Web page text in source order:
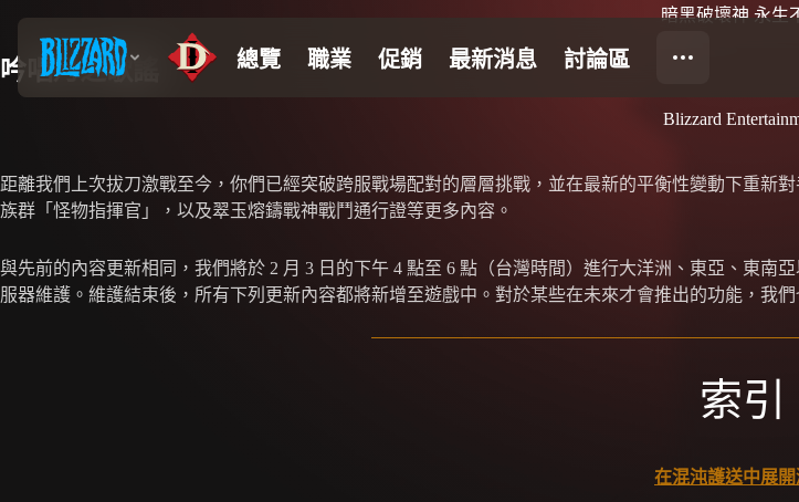
暗黑破壞神 永生
吟唱月之歌謠
Blizzard
距離我們上次拔刀激戰至今，你們已經突破跨服戰場配對的層層挑戰，並在最新的平衡性變動下重新
族群「怪物指揮官」，以及翠玉熔鑄戰神戰鬥通行證等更多內容。
與先前的內容更新相同，我們將於 2 月 3 日的下午 4 點至 6 點（台灣時間）進行大洋洲、東亞、東南
服器維護。維護結束後，所有下列更新內容都將新增至遊戲中。對於某些在未來才會推出的功能，我
索引
在混沌護送中展